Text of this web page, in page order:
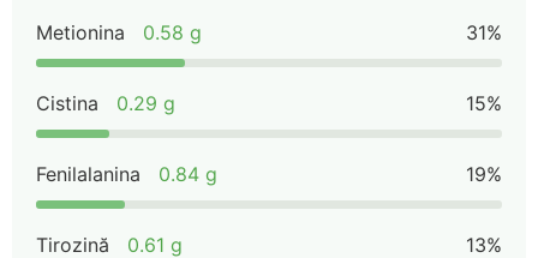
Metionina 0.58 g 31%
Cistina 0.29 g 15%
Fenilalanina 0.84 g 19%
Tirozină 0.61 g 13%